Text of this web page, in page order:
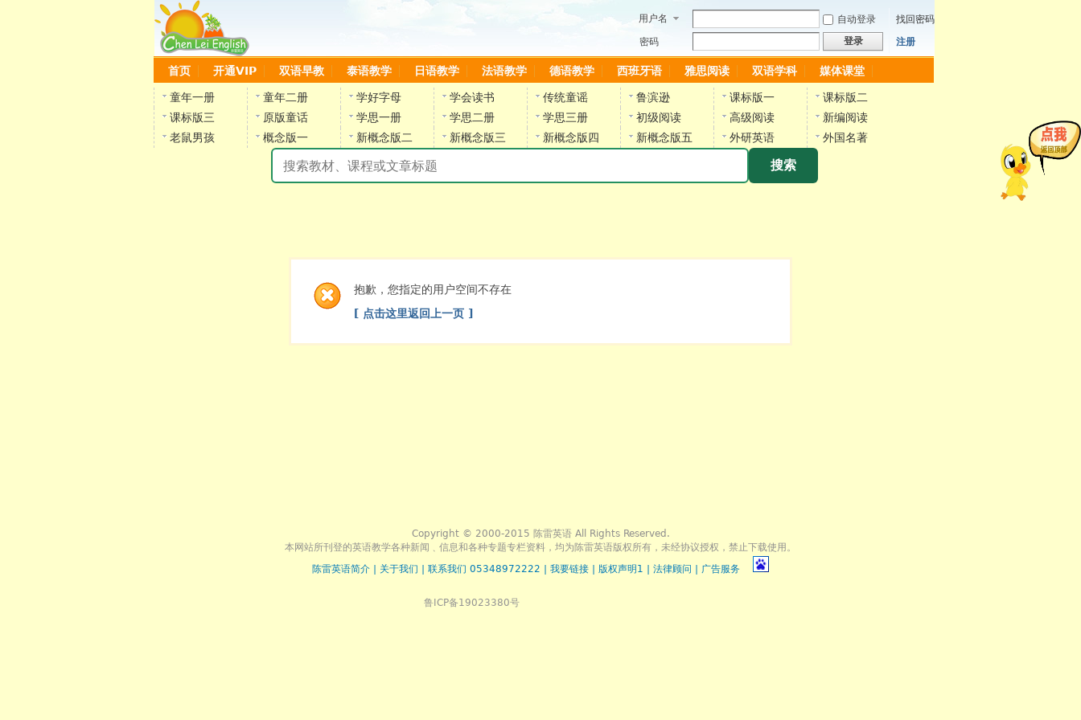
用户名 自动登录
找回密码
密码
登录 注册
首页 开通VIP 双语早教 泰语教学 日语教学 法语教学 德语教学 西班牙语 雅思阅读 双语学科 媒体课堂
童年一册 童年二册 学好字母 学会读书 传统童谣 鲁滨逊 课标版一
课标版二
课标版三
原版童话 学思一册 学思二册 学思三册 初级阅读 高级阅读
新编阅读
老鼠男孩
概念版一 新概念版二 新概念版三 新概念版四 新概念版五 外研英语 外国名著
搜索
抱歉，您指定的用户空间不存在
[ 点击这里返回上一页 ]
Copyright © 2000-2015 陈雷英语 All Rights Reserved.
本网站所刊登的英语教学各种新闻﹑信息和各种专题专栏资料，均为陈雷英语版权所有，未经协议授权，禁止下载使用。
陈雷英语简介
关于我们 联系我们 05348972222 我要链接 版权声明1 法律顾问 广告服务
鲁ICP备19023380号